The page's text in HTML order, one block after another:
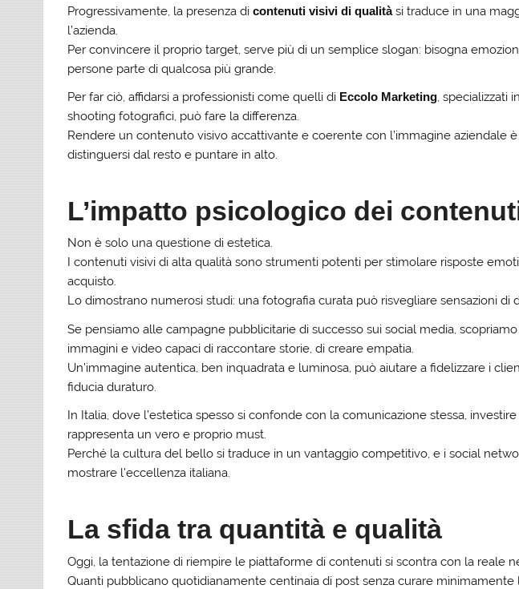
Progressivamente, la presenza dicontenuti visivi di qualitàsi traduce in una
l’azienda.
Per convincere il proprio target, serve più di un semplice slogan: bisogna
persone parte di qualcosa più grande.
Per far ciò, affidarsi a professionisti come quelli di Eccolo Marketing, specializzati in
shooting fotografici, può fare la differenza.
Rendere un contenuto visivo accattivante e coerente con l’immagine aziendale
distinguersi dal resto e puntare in alto.
L’impatto psicologico dei
Non è solo una questione di estetica.
I contenuti visivi di alta qualità sono strumenti potenti per stimolare risposte
acquisto.
Lo dimostrano numerosi studi: una fotografia curata può risvegliare sensazioni di
Se pensiamo alle campagne pubblicitarie di successo sui social media,
immagini e video capaci di raccontare storie, di creare empatia.
Un’immagine autentica, ben inquadrata e luminosa, può aiutare a fidelizzare i
fiducia duraturo.
In Italia, dove l’estetica spesso si confonde con la comunicazione stessa,
rappresenta un vero e proprio must.
Perché la cultura del bello si traduce in un vantaggio competitivo, e i social
mostrare l’eccellenza italiana.
La sfida tra quantità e qualità
Oggi, la tentazione di riempire le piattaforme di contenuti si scontra con la reale
Quanti pubblicano quotidianamente centinaia di post senza curare minimamente